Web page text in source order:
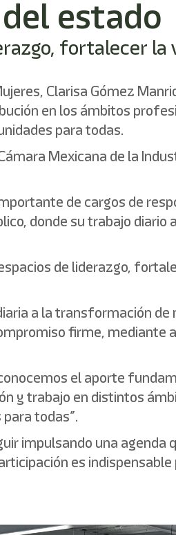
estado
fortalecer
Clarisa Gómez
en los ámbitos
para todas.
Mexicana de la
de cargos de
donde su trabajo
de liderazgo,
a la transformación
firme, mediante
el aporte
y trabajo en distintos
todas”.
impulsando una agenda
es